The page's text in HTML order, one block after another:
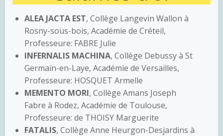
ALEA JACTA EST, Collège Langevin Wallon à
Rosny-sous-bois, Académie de Créteil,
Professeure: FABRE Julie
INFERNALIS MACHINA, Collège Debussy à St
Germain-en-Laye, Académie de Versailles,
Professeure: HOSQUET Armelle
MEMENTO MORI, Collège Amans Joseph
Fabre à Rodez, Académie de Toulouse,
Professeure: de THOISY Marguerite
FATALIS, Collège Anne Heurgon-Desjardins à